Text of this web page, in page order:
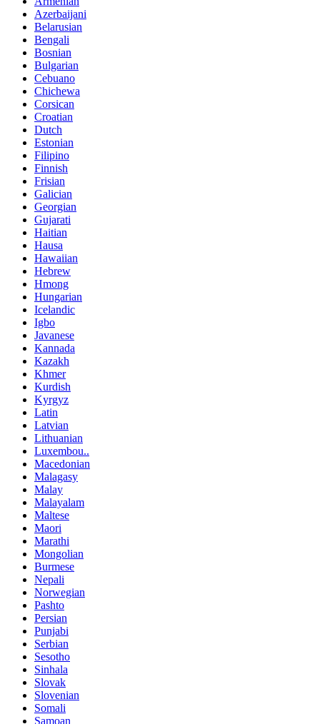
Azerbaijani
Belarusian
Bengali
Bosnian
Bulgarian
Cebuano
Chichewa
Corsican
Croatian
Dutch
Estonian
Filipino
Finnish
Frisian
Galician
Georgian
Gujarati
Haitian
Hausa
Hawaiian
Hebrew
Hmong
Hungarian
Icelandic
Igbo
Javanese
Kannada
Kazakh
Khmer
Kurdish
Kyrgyz
Latin
Latvian
Lithuanian
Luxembou..
Macedonian
Malagasy
Malay
Malayalam
Maltese
Maori
Marathi
Mongolian
Burmese
Nepali
Norwegian
Pashto
Persian
Punjabi
Serbian
Sesotho
Sinhala
Slovak
Slovenian
Somali
Samoan